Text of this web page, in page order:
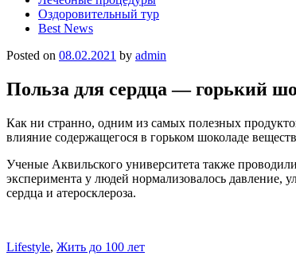
Оздоровительный тур
Best News
Posted on 08.02.2021 by admin
Польза для сердца — горький
Как ни странно, одним из самых полезных
влияние содержащегося в горьком шоколаде
Ученые Аквильского университета также
эксперимента у людей нормализовалось давление,
сердца и атеросклероза.
Lifestyle, Жить до 100 лет